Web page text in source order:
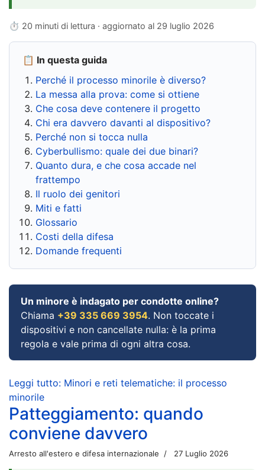
⏱ 20 minuti di lettura · aggiornato al 29 luglio 2026
📋 In questa guida
Perché il processo minorile è diverso?
La messa alla prova: come si ottiene
Che cosa deve contenere il progetto
Chi era davvero davanti al dispositivo?
Perché non si tocca nulla
Cyberbullismo: quale dei due binari?
Quanto dura, e che cosa accade nel
frattempo
Il ruolo dei genitori
Miti e fatti
Glossario
Costi della difesa
Domande frequenti
Un minore è indagato per condotte online?
Chiama +39 335 669 3954. Non toccate i
dispositivi e non cancellate nulla: è la prima
regola e vale prima di ogni altra cosa.
Leggi tutto: Minori e reti telematiche: il processo
minorile
Patteggiamento: quando
conviene davvero
Arresto all'estero e difesa internazionale 27 Luglio 2026